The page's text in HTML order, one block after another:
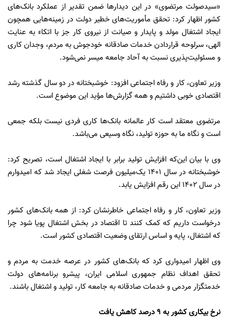
«سیدصولت مرتضوی» در این دیدارها ضمن تقدیر از عملکرد بانک‌های
کشور اظهار کرد: تحقق مأموریت‌های خطیر دولت در زمینه‌هایی همچون
ایجاد اشتغال مولد و پایدار و صیانت از نیروی کار جز با اتکاء به عنایت
الهی، سرلوحه قرار‌دادن خدمات صادقانه خودجوش به مردم، وجدان کاری
و مسئولیت‌پذیری نسبت به آحاد جامعه میسر نمی‌شود.
وزیر تعاون، کار و رفاه اجتماعی افزود: خوشبختانه در دو سال گذشته رشد
اقتصادی خوبی داشتیم و همه گزارش‌ها مؤید این موضوع است.
مرتضوی معتقد است کار عالمانه بانک‌ها کاری فردی نیست بلکه جمعی
است و نگاه ما به حوزه تولید، نگاه وسیعی می‌باشد.
وی با بیان این‌که افزایش تولید برابر با ایجاد اشتغال است، تصریح کرد:
خوشبختانه در سال ۱۴۰۱ یک‌میلیون فرصت شغلی ایجاد شد که امیدوارم
در سال ۱۴۰۲ این رقم افزایش یابد.
وزیر تعاون، کار و رفاه اجتماعی خاطرنشان کرد: از همه بانک‌های کشور
درخواست داریم که کمک کنند تا اقتصاد در بخش اشتغال پویا شود چرا
که اشتغال، پایه و اساس ارتقای وضعیت اقتصادی کشور است.
وی اظهار امیدواری کرد که بانک‌های کشور در عرصه خدمت به مردم و
تحقق اهداف نظام جمهوری اسلامی ایران، پیشرو برنامه‌های دولت
خدمتگزار مردمی و خدمات صادقانه به جامعه کار، تولید و اشتغال باشند.
نرخ بیکاری کشور به ۹ درصد کاهش یافت